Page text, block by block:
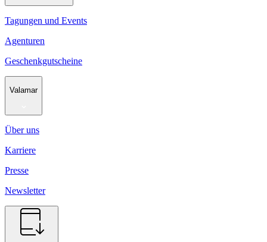
Tagungen und Events
Agenturen
Geschenkgutscheine
Valamar
Über uns
Karriere
Presse
Newsletter